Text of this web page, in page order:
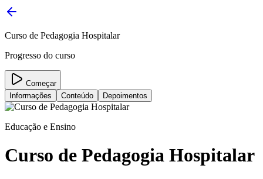
Curso de Pedagogia Hospitalar
Progresso do curso
Começar
Informações
Conteúdo Depoimentos
Educação e Ensino
Curso de Pedagogia Hospitalar